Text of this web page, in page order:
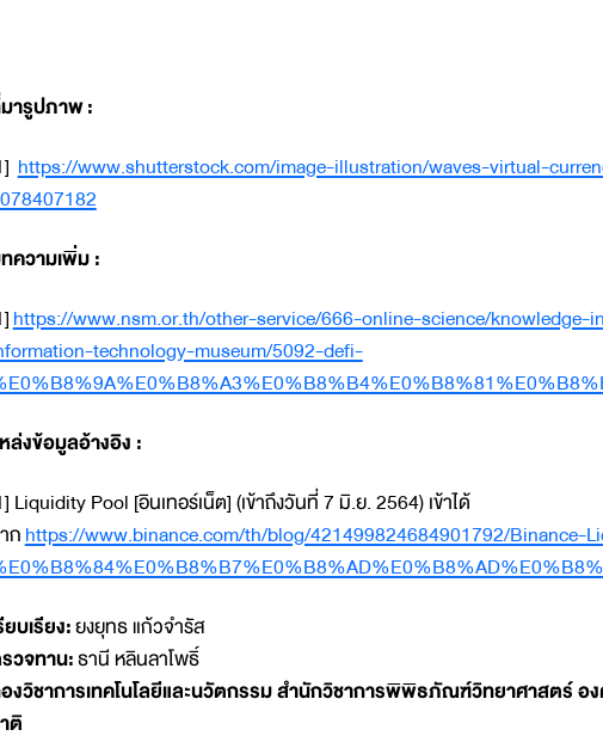
ารูปภาพ:
https://www.shutterstock.com/image-illustration/waves-virtual-
ความเพิ่ม :
https://www.nsm.or.th/other-service/666-online-science/
technology-museum/5092-defi-
ล่งข้อมูลอ้างอิง :
Liquidity Pool [อินเทอร์เน็ต] (เข้าถึงวันที่ 7 มิ.ย. 2564) เข้าได้
กhttps://www.binance.com/th/blog/421499824684901792/Binance-
ยบเรียง:ยงยุทธ แก้วจำรัส
วจทาน:ธานี หลินลาโพธิ์
งวิชาการเทคโนโลยีและนวัตกรรม สำนักวิชาการพิพิธภัณฑ์วิทยาศาสตร์
ติ